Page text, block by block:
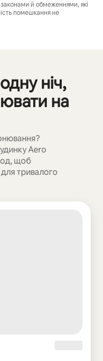
й обмеженнями, які
помешкання не
ніч,
на
Aero
щоб
тривалого